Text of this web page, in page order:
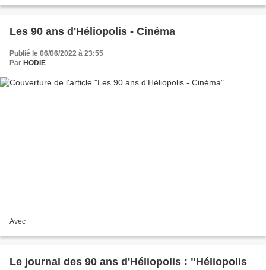
Les 90 ans d'Héliopolis - Cinéma
Publié le 06/06/2022 à 23:55
Par HODIE
Avec
Le journal des 90 ans d'Héliopolis : "Héliopolis